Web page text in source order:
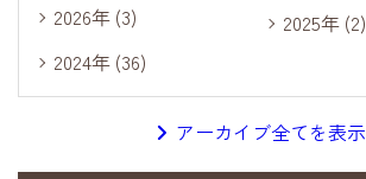
2026年 (3)
2025年 (2)
2024年 (36)
アーカイブ全てを表示